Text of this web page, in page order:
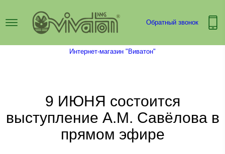
Обратный звонок
Интернет-магазин "Виватон"
9 ИЮНЯ состоится
выступление А.М. Савёлова в
прямом эфире